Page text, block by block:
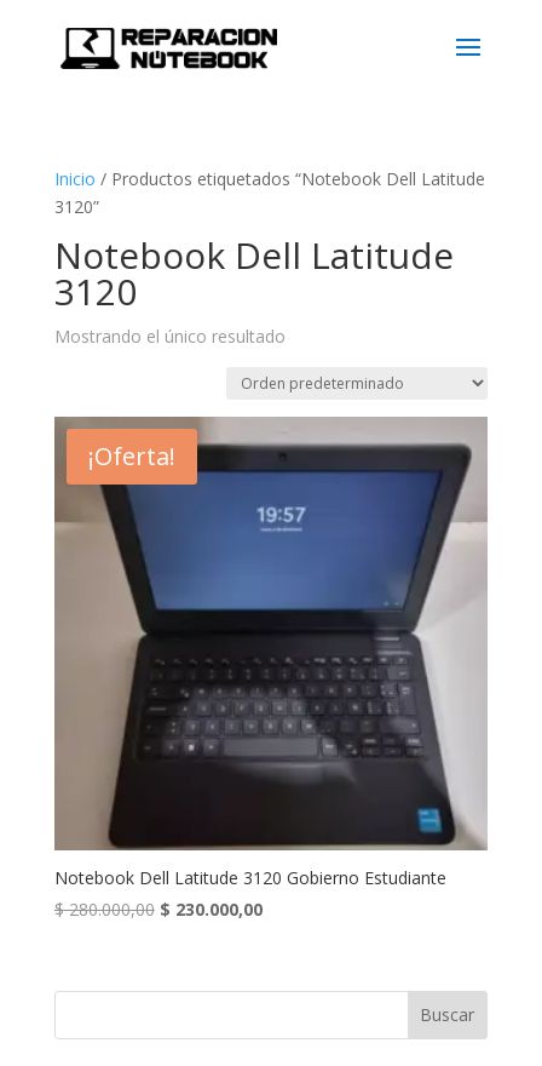
Inicio / Productos etiquetados “Notebook Dell Latitude
3120”
Notebook Dell Latitude
3120
Mostrando el único resultado
¡Oferta!
Notebook Dell Latitude 3120 Gobierno Estudiante
$280.000,00 Original
$ 280.000,00.
$ 230.000,00Current
$ 230.000,00.
Buscar